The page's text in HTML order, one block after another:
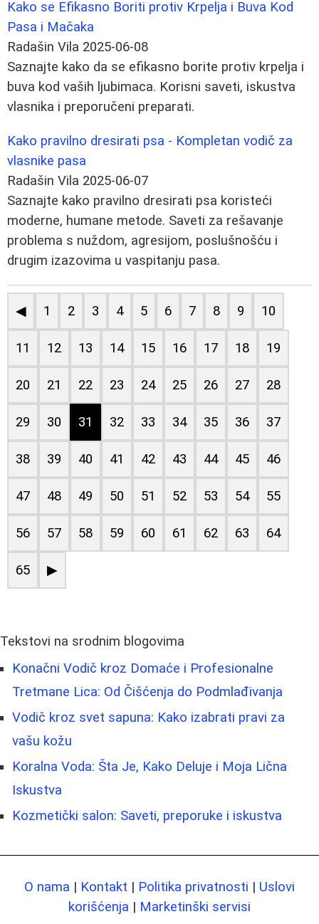
Kako se Efikasno Boriti protiv Krpelja i Buva Kod
Pasa i Mačaka
Radašin Vila 2025-06-08
Saznajte kako da se efikasno borite protiv krpelja i
buva kod vaših ljubimaca. Korisni saveti, iskustva
vlasnika i preporučeni preparati.
Kako pravilno dresirati psa - Kompletan vodič za
vlasnike pasa
Radašin Vila 2025-06-07
Saznajte kako pravilno dresirati psa koristeći
moderne, humane metode. Saveti za rešavanje
problema s nuždom, agresijom, poslušnošću i
drugim izazovima u vaspitanju pasa.
◀ 1 2 3 4 5 6 7 8 9 10
11 12 13 14 15 16 17 18 19
20 21 22 23 24 25 26 27 28
29 30 31 32 33 34 35 36 37
38 39 40 41 42 43 44 45 46
47 48 49 50 51 52 53 54 55
56 57 58 59 60 61 62 63 64
65 ▶
Tekstovi na srodnim blogovima
Konačni Vodič kroz Domaće i Profesionalne
Tretmane Lica: Od Čišćenja do Podmlađivanja
Vodič kroz svet sapuna: Kako izabrati pravi za
vašu kožu
Koralna Voda: Šta Je, Kako Deluje i Moja Lična
Iskustva
Kozmetički salon: Saveti, preporuke i iskustva
O nama | Kontakt | Politika privatnosti | Uslovi
korišćenja | Marketinški servisi